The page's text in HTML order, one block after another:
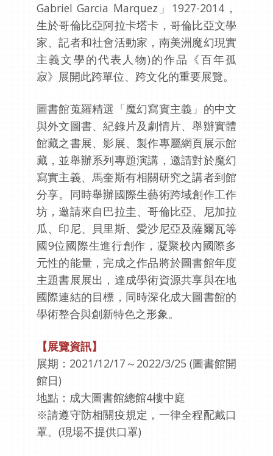
Gabriel Garcia Marquez」1927-2014，
生於哥倫比亞阿拉卡塔卡，哥倫比亞文學
家、記者和社會活動家，南美洲魔幻現實
主義文學的代表人物)的作品《百年孤
寂》展開此跨單位、跨文化的重要展覽。
圖書館蒐羅精選「魔幻寫實主義」的中文
與外文圖書、紀錄片及劇情片、舉辦實體
館藏之書展、影展、製作專屬網頁展示館
藏，並舉辦系列專題演講，邀請對於魔幻
寫實主義、馬奎斯有相關研究之講者到館
分享。同時舉辦國際生藝術跨域創作工作
坊，邀請來自巴拉圭、哥倫比亞、尼加拉
瓜、印尼、貝里斯、愛沙尼亞及薩爾瓦等
國9位國際生進行創作，凝聚校內國際多
元性的能量，完成之作品將於圖書館年度
主題書展展出，達成學術資源共享與在地
國際連結的目標，同時深化成大圖書館的
學術整合與創新特色之形象。
【展覽資訊】
展期：2021/12/17～2022/3/25 (圖書館開
館日)
地點：成大圖書館總館4樓中庭
※請遵守防相關疫規定，一律全程配戴口
罩。(現場不提供口罩)